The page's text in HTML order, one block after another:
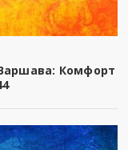
Комфорт